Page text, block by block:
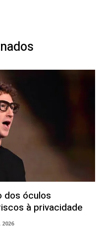
dos óculos
à privacidade